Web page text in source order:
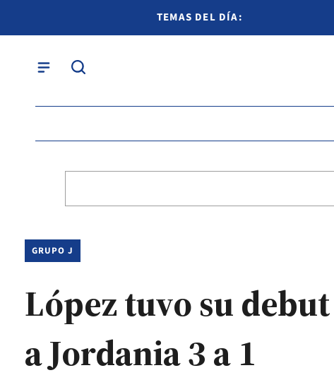
TEMAS DEL DÍA:
GRUPO J
López tuvo su
a Jordania 3 a 1